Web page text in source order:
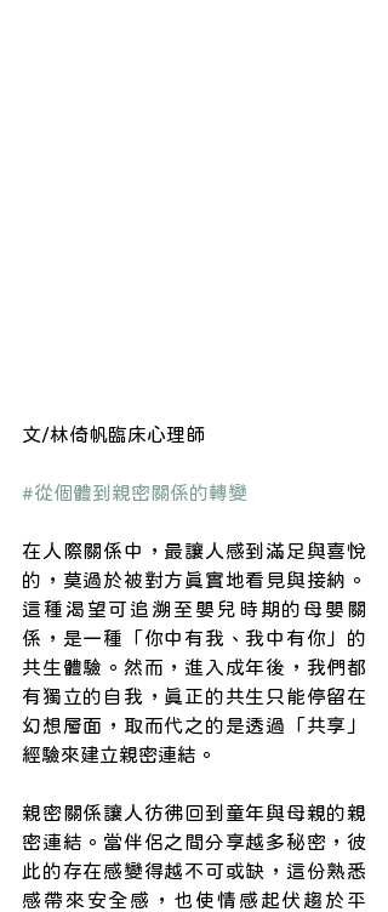
文/林倚帆臨床心理師
#從個體到親密關係的轉變
在人際關係中，最讓人感到滿足與喜悅
的，莫過於被對方真實地看見與接納。
這種渴望可追溯至嬰兒時期的母嬰關
係，是一種「你中有我、我中有你」的
共生體驗。然而，進入成年後，我們都
有獨立的自我，真正的共生只能停留在
幻想層面，取而代之的是透過「共享」
經驗來建立親密連結。
親密關係讓人彷彿回到童年與母親的親
密連結。當伴侶之間分享越多秘密，彼
此的存在感變得越不可或缺，這份熟悉
感帶來安全感，也使情感起伏趨於平